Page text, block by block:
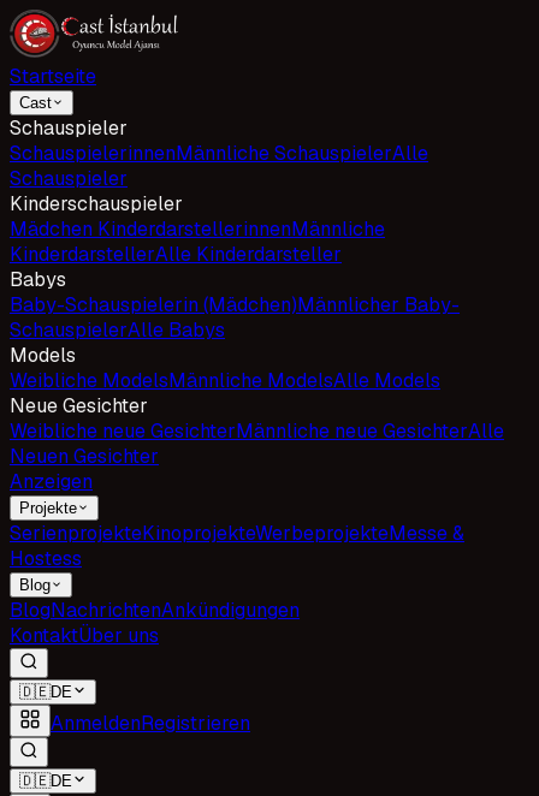
Startseite
Cast
Schauspieler
SchauspielerinnenMännliche SchauspielerAlle
Schauspieler
Kinderschauspieler
Mädchen KinderdarstellerinnenMännliche
KinderdarstellerAlle Kinderdarsteller
Babys
Baby-Schauspielerin (Mädchen)Männlicher Baby-
SchauspielerAlle Babys
Models
Weibliche ModelsMännliche ModelsAlle Models
Neue Gesichter
Weibliche neue GesichterMännliche neue GesichterAlle
Neuen Gesichter
Anzeigen
Projekte
SerienprojekteKinoprojekteWerbeprojekteMesse &
Hostess
Blog
BlogNachrichtenAnkündigungen
KontaktÜber uns
🇩🇪DE
AnmeldenRegistrieren
🇩🇪DE